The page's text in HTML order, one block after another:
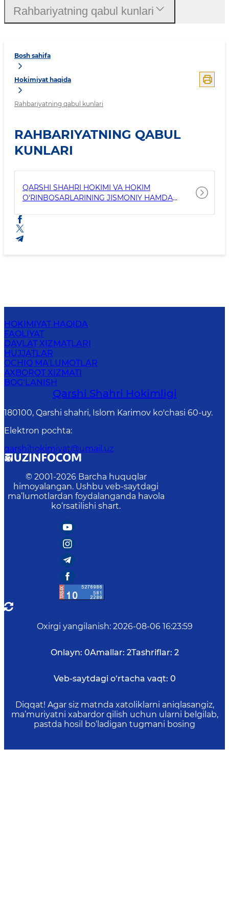
Bosh sahifa
Hokimiyat haqida
Rahbariyatning qabul kunlari
RAHBARIYATNING QABUL
KUNLARI
QARSHI SHAHRI HOKIMI VA HOKIM
O‘RINBOSARLARINING JISMONIY HAMDA
Rahbariyatning qabul kunlari
HOKIMIYAT HAQIDA
FAOLIYAT
DAVLAT XIZMATLARI
HUJJATLAR
OCHIQ MA'LUMOTLAR
AXBOROT XIZMATI
BOG‘LANISH
Qarshi Shahri Hokimligi
180100, Qarshi shahri, Islom Karimov ko'chasi 60-uy.
Elektron pochta:
qarshihokimiyat@umail.uz
© 2001-2026 Barcha huquqlar
himoyalangan. Ushbu veb-saytdagi
ma’lumotlardan foydalanganda havola
ko‘rsatilishi shart.
Oxirgi yangilanish: 2026-08-06 16:23:59
Onlayn: 0Amallar: 2Tashriflar: 2
Veb-saytdagi o‘rtacha vaqt: 0
Diqqat! Agar siz matnda xatoliklarni aniqlasangiz,
ma’muriyatni xabardor qilish uchun ularni belgilab,
pastda hosil bo‘ladigan tugmani bosing